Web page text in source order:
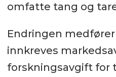
omfatte tang og
Endringen
innkreves
forskningsavgift for